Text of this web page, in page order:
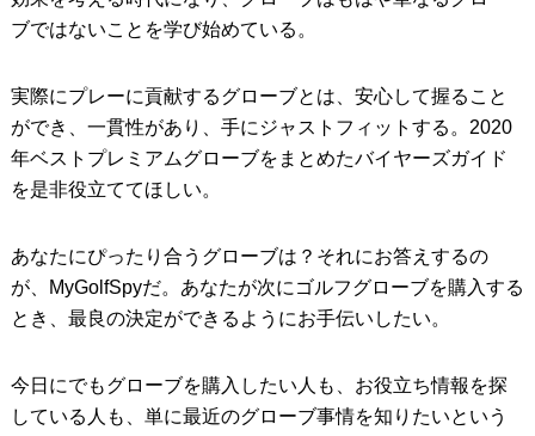
ブではないことを学び始めている。
実際にプレーに貢献するグローブとは、安心して握ること
ができ、一貫性があり、手にジャストフィットする。2020
年ベストプレミアムグローブをまとめたバイヤーズガイド
を是非役立ててほしい。
あなたにぴったり合うグローブは？それにお答えするの
が、MyGolfSpyだ。あなたが次にゴルフグローブを購入する
とき、最良の決定ができるようにお手伝いしたい。
今日にでもグローブを購入したい人も、お役立ち情報を探
している人も、単に最近のグローブ事情を知りたいという